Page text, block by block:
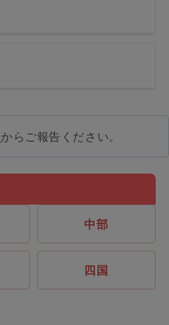
からご報告ください。
中部
四国